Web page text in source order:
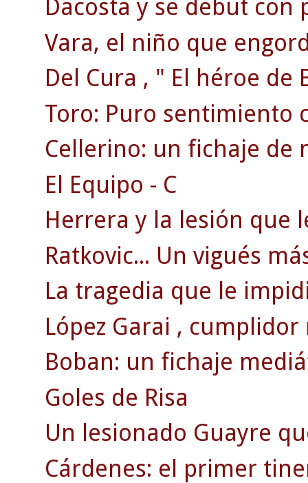
Dacosta y se debut
Vara, el niño que
Del Cura , " El héroe de
Toro: Puro sentimiento
Cellerino: un fichaje de
El Equipo - C
Herrera y la lesión que
Ratkovic... Un vigués
La tragedia que le
López Garai ,
Boban: un fichaje
Goles de Risa
Un lesionado Guayre
Cárdenes: el primer